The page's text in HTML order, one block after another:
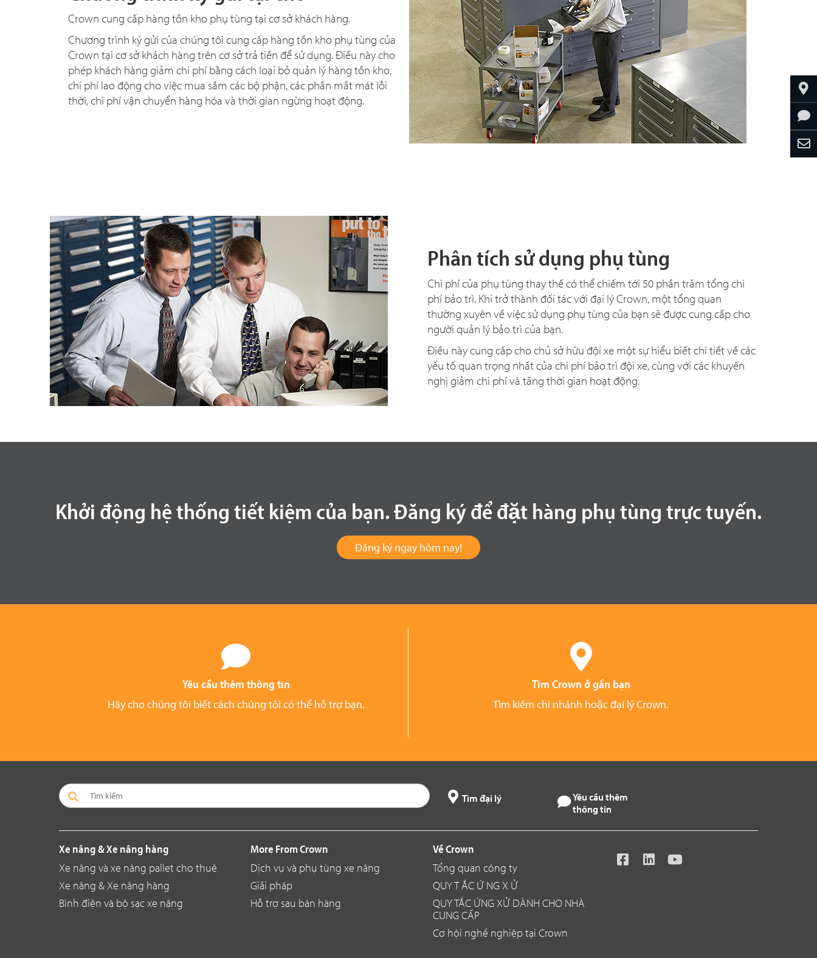
Crown cung cấp hàng tồn kho phụ tùng tại cơ sở khách hàng.
Chương trình ký gửi của chúng tôi cung cấp hàng tồn kho phụ tùng của
Crown tại cơ sở khách hàng trên cơ sở trả tiền để sử dụng. Điều này cho
phép khách hàng giảm chi phí bằng cách loại bỏ quản lý hàng tồn kho,
chi phí lao động cho việc mua sắm các bộ phận, các phần mất mát lỗi
thời, chi phí vận chuyển hàng hóa và thời gian ngừng hoạt động.
Phân tích sử dụng phụ tùng
Chi phí của phụ tùng thay thế có thể chiếm tới 50 phần trăm tổng chi
phí bảo trì. Khi trở thành đối tác với đại lý Crown, một tổng quan
thường xuyên về việc sử dụng phụ tùng của bạn sẽ được cung cấp cho
người quản lý bảo trì của bạn.
Điều này cung cấp cho chủ sở hữu đội xe một sự hiểu biết chi tiết về các
yếu tố quan trọng nhất của chi phí bảo trì đội xe, cùng với các khuyến
nghị giảm chi phí và tăng thời gian hoạt động.
Khởi động hệ thống tiết kiệm của bạn. Đăng ký để đặt hàng phụ tùng trực tuyến.
Đăng ký ngay hôm nay!
Yêu cầu thêm thông tin
Hãy cho chúng tôi biết cách chúng tôi có thể hỗ trợ bạn.
Tìm Crown ở gần bạn
Tìm kiếm chi nhánh hoặc đại lý Crown.
Tìm đại lý
Yêu cầu thêm
thông tin
Xe nâng & Xe nâng hàng
Xe nâng và xe nâng pallet cho thuê
Xe nâng & Xe nâng hàng
Bình điện và bộ sạc xe nâng
More From Crown
Dịch vụ và phụ tùng xe nâng
Giải pháp
Hỗ trợ sau bán hàng
Về Crown
Tổng quan công ty
QUY T ẮC Ứ NG X Ử
QUY TẮC ỨNG XỬ DÀNH CHO NHÀ
CUNG CẤP
Cơ hội nghề nghiệp tại Crown